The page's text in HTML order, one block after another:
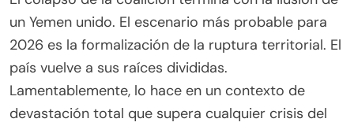
un Yemen unido. El escenario más probable para
2026 es la formalización de la ruptura territorial. El
país vuelve a sus raíces divididas.
Lamentablemente, lo hace en un contexto de
devastación total que supera cualquier crisis del